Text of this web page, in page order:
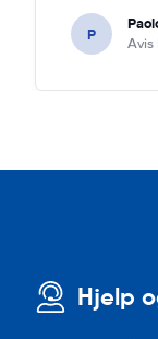
P Avis
Hjelp